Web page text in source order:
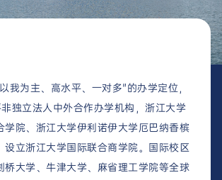
我为主、高水平、一对多"的办学定位，
独立法人中外合作办学机构，浙江大学
学院、浙江大学伊利诺伊大学厄巴纳香槟
设立浙江大学国际联合商学院。国际校区
桥大学、牛津大学、麻省理工学院等全球